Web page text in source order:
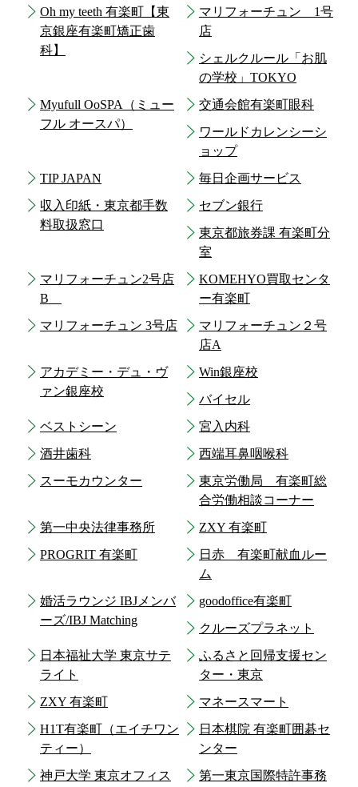
Oh my teeth 有楽町【東
京銀座有楽町矯正歯
科】
マリフォーチュン 1号
店
シェルクルール「お肌
の学校」TOKYO
Myufull OoSPA（ミュー
フル オースパ）
交通会館有楽町眼科
ワールドカレンシーシ
ョップ
TIP JAPAN
毎日企画サービス
収入印紙・東京都手数
料取扱窓口
セブン銀行
東京都旅券課 有楽町分
室
マリフォーチュン2号店
B
KOMEHYO買取センタ
ー有楽町
マリフォーチュン 3号店
マリフォーチュン２号
店A
アカデミー・デュ・ヴ
ァン銀座校
Win銀座校
バイセル
ベストシーン
宮入内科
酒井歯科
西端耳鼻咽喉科
スーモカウンター
東京労働局 有楽町総
合労働相談コーナー
第一中央法律事務所
ZXY 有楽町
PROGRIT 有楽町
日赤 有楽町献血ルー
ム
婚活ラウンジ IBJメンバ
ーズ/IBJ Matching
goodoffice有楽町
クルーズプラネット
日本福祉大学 東京サテ
ライト
ふるさと回帰支援セン
ター・東京
ZXY 有楽町
マネースマート
H1T有楽町（エイチワン
ティー）
日本棋院 有楽町囲碁セ
ンター
神戸大学 東京オフィス
第一東京国際特許事務